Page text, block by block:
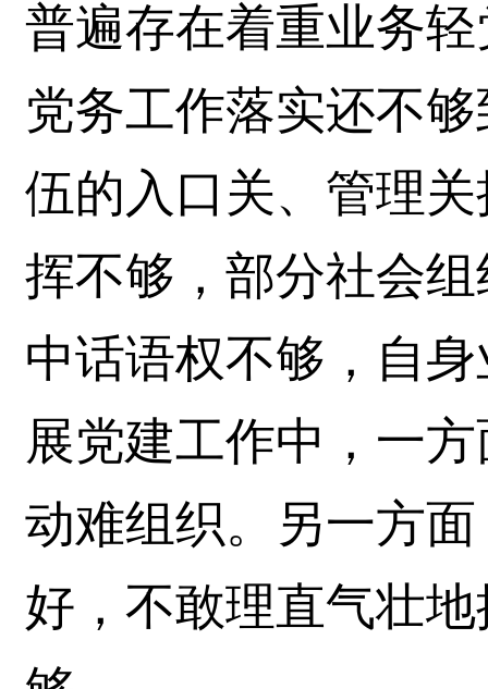
普遍存在着重业务
党务工作落实还不
伍的入口关、管理
挥不够，部分社会
中话语权不够，自
展党建工作中，一
动难组织。另一方
好，不敢理直气壮